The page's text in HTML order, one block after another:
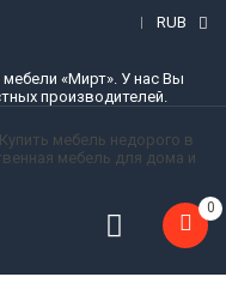
RUB
«Мирт». У нас Вы
производителей.
0